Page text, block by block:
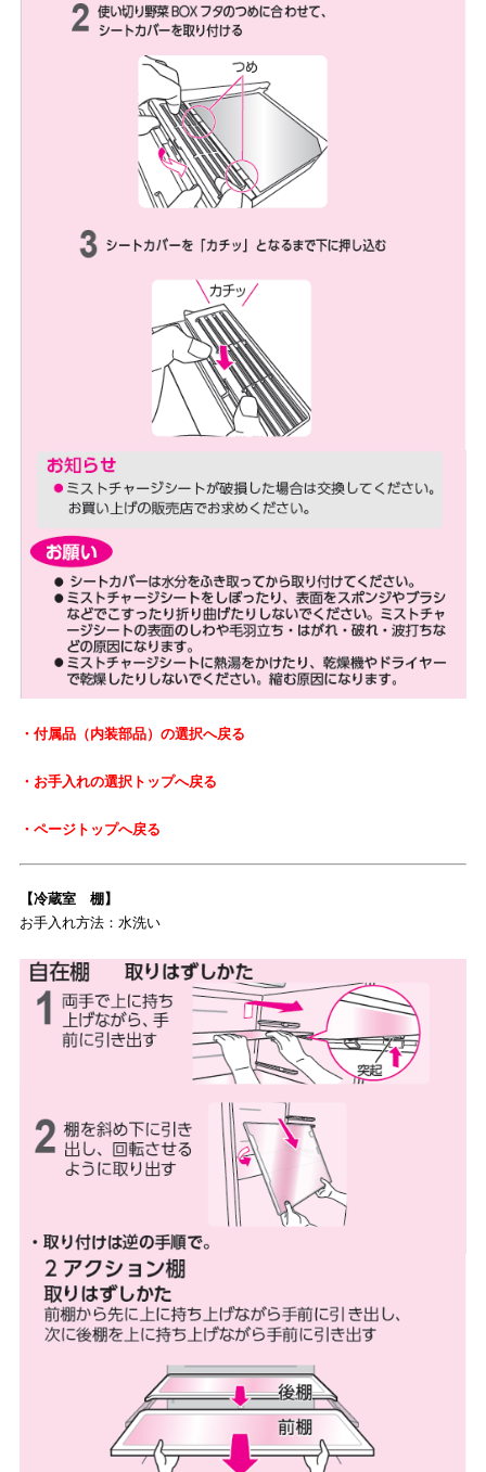
・付属品（内装部品）の選択へ戻る
・お手入れの選択トップへ戻る
・ページトップへ戻る
【冷蔵室 棚】
お手入れ方法：水洗い